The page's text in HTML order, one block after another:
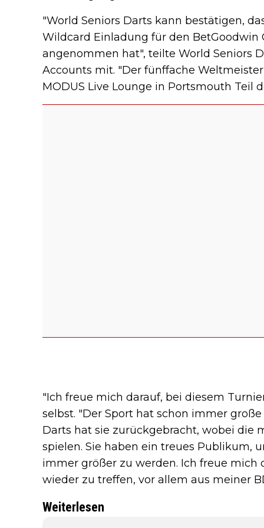
"World Seniors Darts kann bestätigen,
Wildcard Einladung für den BetGoodwin
angenommen hat", teilte World Seniors
Accounts mit. "Der fünffache
MODUS Live Lounge in Portsmouth Teil
"Ich freue mich darauf, bei diesem
selbst. "Der Sport hat schon immer
Darts hat sie zurückgebracht, wobei die
spielen. Sie haben ein treues Publikum,
immer größer zu werden. Ich freue mich
wieder zu treffen, vor allem aus meiner
Weiterlesen